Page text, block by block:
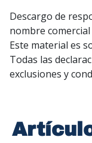
Descargo de
nombre
Este material es
Todas las
exclusiones y